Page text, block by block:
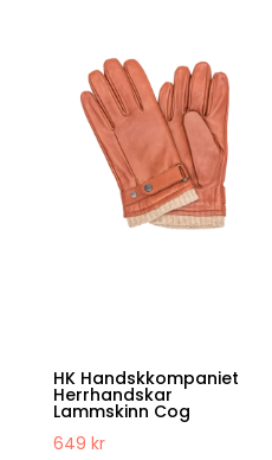
HK Handskkompaniet
Herrhandskar
Lammskinn Cog
649 kr